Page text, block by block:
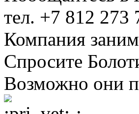
тел. +7 812 273
Компания
Спросите
Возможно они